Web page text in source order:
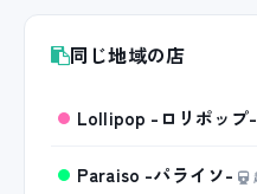
同じ地域の店
Lollipop -ロリポップ-
Paraiso -パライソ-